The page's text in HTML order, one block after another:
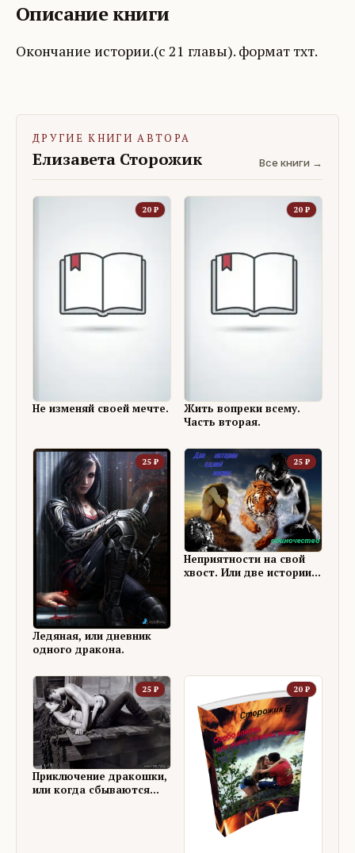
Описание книги
Окончание истории.(с 21 главы). формат тхт.
ДРУГИЕ КНИГИ АВТОРА
Елизавета Сторожик Все книги →
20 ₽
Не изменяй своей мечте.
20 ₽
Жить вопреки всему.
Часть вторая.
25 ₽
Ледяная, или дневник
одного дракона.
25 ₽
Неприятности на свой
хвост. Или две истории
25 ₽
Приключение дракошки,
или когда сбываются
20 ₽